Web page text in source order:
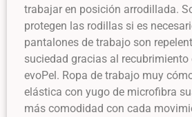
trabajar en posición arrodillada.
protegen las rodillas si es
pantalones de trabajo son
suciedad gracias al
evoPel. Ropa de trabajo muy
elástica con yugo de microfibra
más comodidad con cada